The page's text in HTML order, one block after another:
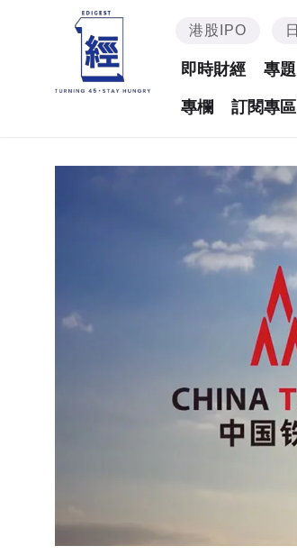
港股IPO
即時財經 專題
專欄 訂閱專區